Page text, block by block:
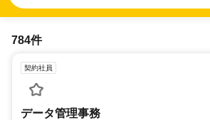
784件
契約社員
データ管理事務